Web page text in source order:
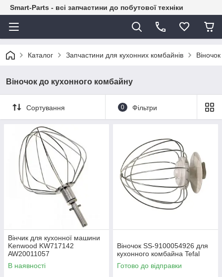
Smart-Parts - всі запчастини до побутової техніки
Каталог Запчастини для кухонних комбайнів
Віночок до кухонного комбайну
Сортування 0 Фільтри
Вінчик для кухонної машини
Kenwood KW717142
AW20011057
В наявності
Віночок SS-9100054926 для
кухонного комбайна Tefal
Готово до відправки